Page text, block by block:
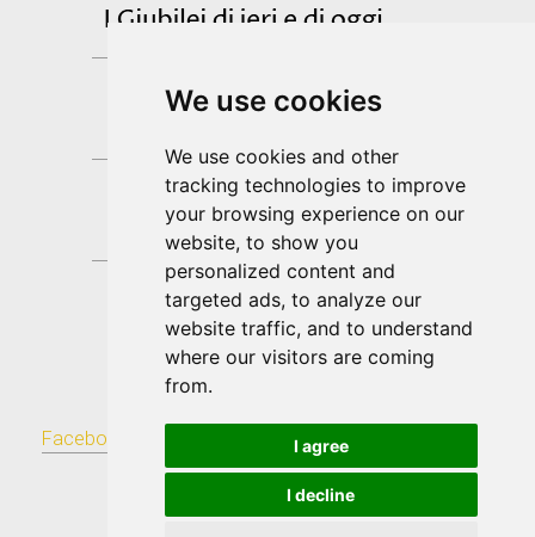
We use cookies
We use cookies and other
tracking technologies to improve
your browsing experience on our
website, to show you
personalized content and
targeted ads, to analyze our
website traffic, and to understand
where our visitors are coming
from.
I agree
I decline
Don Pino Esposito
Facebook Flickr |
RSS
S.Donato di Ninea